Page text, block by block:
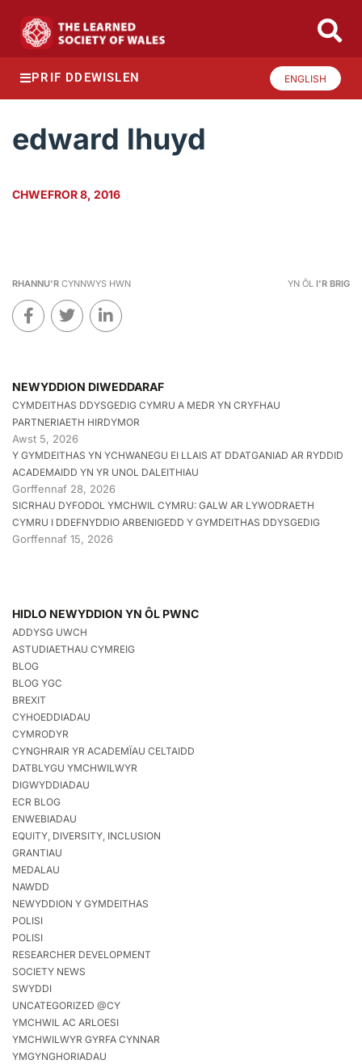
PRIF DDEWISLEN ENGLISH
edward lhuyd
CHWEFROR 8, 2016
RHANNU'R CYNNWYS HWN YN ÔL I'R BRIG
NEWYDDION DIWEDDARAF
CYMDEITHAS DDYSGEDIG CYMRU A MEDR YN CRYFHAU
PARTNERIAETH HIRDYMOR
Awst 5, 2026
Y GYMDEITHAS YN YCHWANEGU EI LLAIS AT DDATGANIAD AR RYDDID
ACADEMAIDD YN YR UNOL DALEITHIAU
Gorffennaf 28, 2026
SICRHAU DYFODOL YMCHWIL CYMRU: GALW AR LYWODRAETH
CYMRU I DDEFNYDDIO ARBENIGEDD Y GYMDEITHAS DDYSGEDIG
Gorffennaf 15, 2026
HIDLO NEWYDDION YN ÔL PWNC
ADDYSG UWCH
ASTUDIAETHAU CYMREIG
BLOG
BLOG YGC
BREXIT
CYHOEDDIADAU
CYMRODYR
CYNGHRAIR YR ACADEMÏAU CELTAIDD
DATBLYGU YMCHWILWYR
DIGWYDDIADAU
ECR BLOG
ENWEBIADAU
EQUITY, DIVERSITY, INCLUSION
GRANTIAU
MEDALAU
NAWDD
NEWYDDION Y GYMDEITHAS
POLISI
POLISI
RESEARCHER DEVELOPMENT
SOCIETY NEWS
SWYDDI
UNCATEGORIZED @CY
YMCHWIL AC ARLOESI
YMCHWILWYR GYRFA CYNNAR
YMGYNGHORIADAU